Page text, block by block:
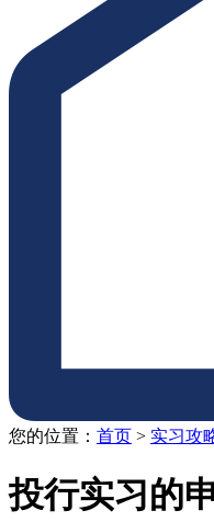
您的位置： 首页 > 实习攻
投行实习的